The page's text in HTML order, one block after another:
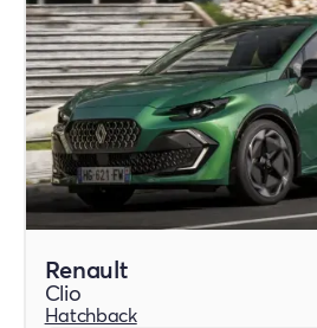
Renault
Clio
Hatchback